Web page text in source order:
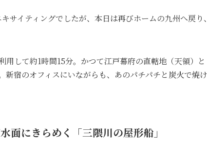
サイティングでしたが、本日は再びホームの九州へ戻
して約1時間15分。かつて江戸幕府の直轄地（天領）
宿のオフィスにいながらも、あのパチパチと炭火で
面にきらめく「三隈川の屋形船」